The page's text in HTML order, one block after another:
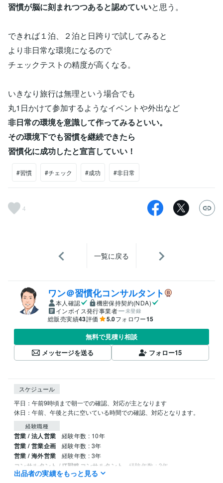
習慣が脳に刻まれつつあると認めていいと思う。
できれば１泊、２泊と日跨りで試してみると
より非日常な環境になるので
チェックテストの精度が高くなる。
いきなり旅行は無理という場合でも
丸1日かけて参加するようなイベントや外出など
非日常の環境を意識して作ってみるといい。
その環境下でも習慣を継続できたら
習慣化に成功したと宣言していい！
#習慣 #チェック #成功 #非日常
4
一覧に戻る
ワン＠習慣化コンサルタント
本人確認
機密保持契約(NDA)
インボイス発行事業者
未登録
総販売実績43評価 5.0フォロワー15
無料で見積り相談
メッセージを送る
フォロー15
スケジュール
平日：午前9時頃まで朝一での確認、対応が主となります
休日：午前、午後と共に空いている時間での確認、対応となります。
経験職種
営業 / 法人営業 経験年数 : 10年
営業 / 営業企画 経験年数 : 3年
営業 / 海外営業 経験年数 : 3年
コンサルタント / IT戦略コンサルタント 経験年数 : 3年
ライフスタイル・その他 / カウンセラー・コーチ
出品者の実績をもっと見る